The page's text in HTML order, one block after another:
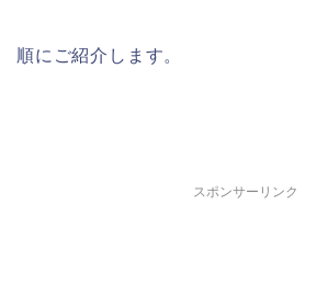
順にご紹介します。
スポンサーリンク